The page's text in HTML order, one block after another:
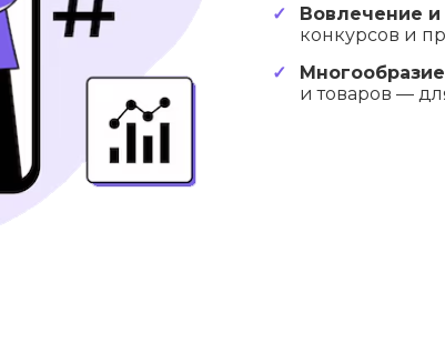
Вовлечение
конкурсов и
и товаров —